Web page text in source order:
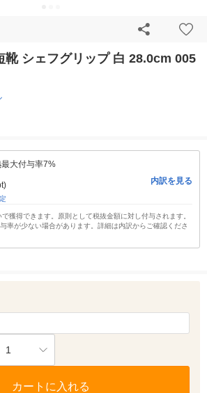
靴 シェフグリップ 白 28.0cm 005
最大付与率7%
内訳を見る
獲得できます。原則として税抜金額に対し付与されます。
率が少ない場合があります。詳細は内訳からご確認くださ
1
カートに入れる